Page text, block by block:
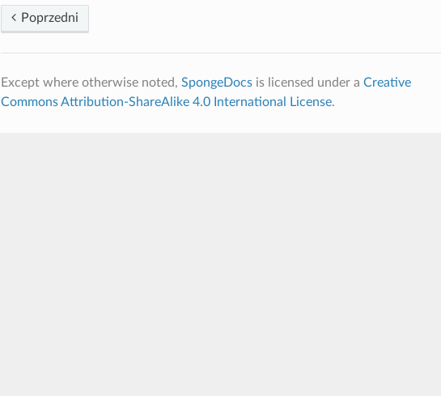
Poprzedni
Except where otherwise noted, SpongeDocsis licensed under a Creative
Commons Attribution-ShareAlike 4.0 International License.